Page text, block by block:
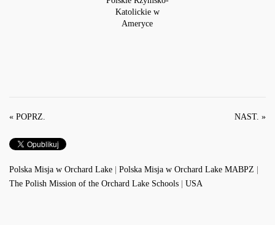
« POPRZ. NAST. »
Polska Misja w Orchard Lake Polska Misja w Orchard Lake MABPZ
The Polish Mission of the Orchard Lake Schools
USA